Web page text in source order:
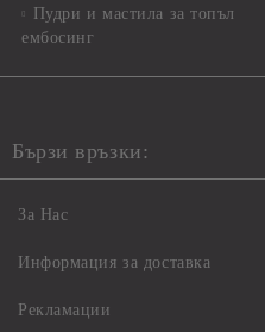
Пудри и мастила за топъл
ембосинг
Бързи връзки:
За Нас
Информация за доставка
Рекламации